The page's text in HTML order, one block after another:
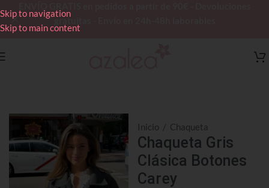
Skip to navigation
Skip to main content
gratuitas - Envío en 24h-48h laborables
Inicio / Chaqueta
Chaqueta Gris
Clásica Botones
Carey